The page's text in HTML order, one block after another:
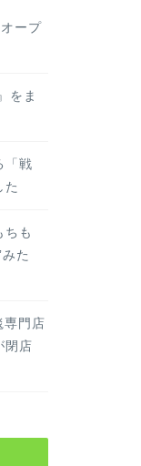
ープ
をま
「戦
た
ちも
た
専門店
閉店